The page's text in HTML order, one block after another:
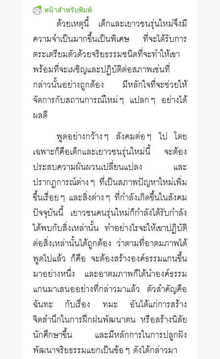
หน้าสำหรับพิมพ์
ด้วยเหตุนี้ เด็กและเยาวชนรุ่นใหม่จึงมี
ความจำเป็นมากขึ้นเป็นพิเศษ ที่จะได้รับการ
ตระเตรียมตัวด้วยจริยธรรมชนิดที่จะทำให้เขา
พร้อมที่จะเผชิญและปฏิบัติต่อสภาพเช่นที่
กล่าวนั้นอย่างถูกต้อง มีหลักใจที่จะช่วยให้
จัดการกับสถานการณ์ใหม่ๆ แปลกๆ อย่างได้
ผลดี
พูดอย่างกว้างๆ สังคมต่อๆ ไป โดย
เฉพาะก็คือเด็กและเยาวชนรุ่นใหม่นี้ จะต้อง
ประสบความผันผวนเปลี่ยนแปลง และ
ปรากฏการณ์ต่างๆ ที่เป็นสภาพปัญหาใหม่เพิ่ม
ขึ้นเรื่อยๆ และสิ่งต่างๆ ที่กำลังเกิดขึ้นในสังคม
ปัจจุบันนี้ เยาวชนคนรุ่นใหม่ก็กำลังได้รับกำลัง
ได้พบกับสิ่งเหล่านั้น ทำอย่างไรจะให้เขาปฏิบัติ
ต่อสิ่งเหล่านั้นได้ถูกต้อง ว่าตามที่อาตมภาพได้
พูดไปแล้ว ก็คือ จะต้องสร้างองค์ธรรมแกนขึ้น
มาอย่างหนึ่ง และอาตมภาพก็ได้นำองค์ธรรม
แกนมาเสนออย่างที่กล่าวมาแล้ว ตัวสำคัญคือ
ฉันทะ กับเรื่อง ทมะ อันได้แก่การสร้าง
จิตสำนึกในการฝึกฝนพัฒนาตน หรือสร้างนิสัย
นักศึกษาขึ้น และมีหลักการในการปลูกฝัง
พัฒนาจริยธรรมแยกเป็นข้อๆ ดังได้กล่าวมา